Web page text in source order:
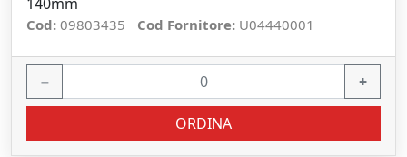
Cod: 09803435 Cod Fornitore: U04440001
− +
ORDINA